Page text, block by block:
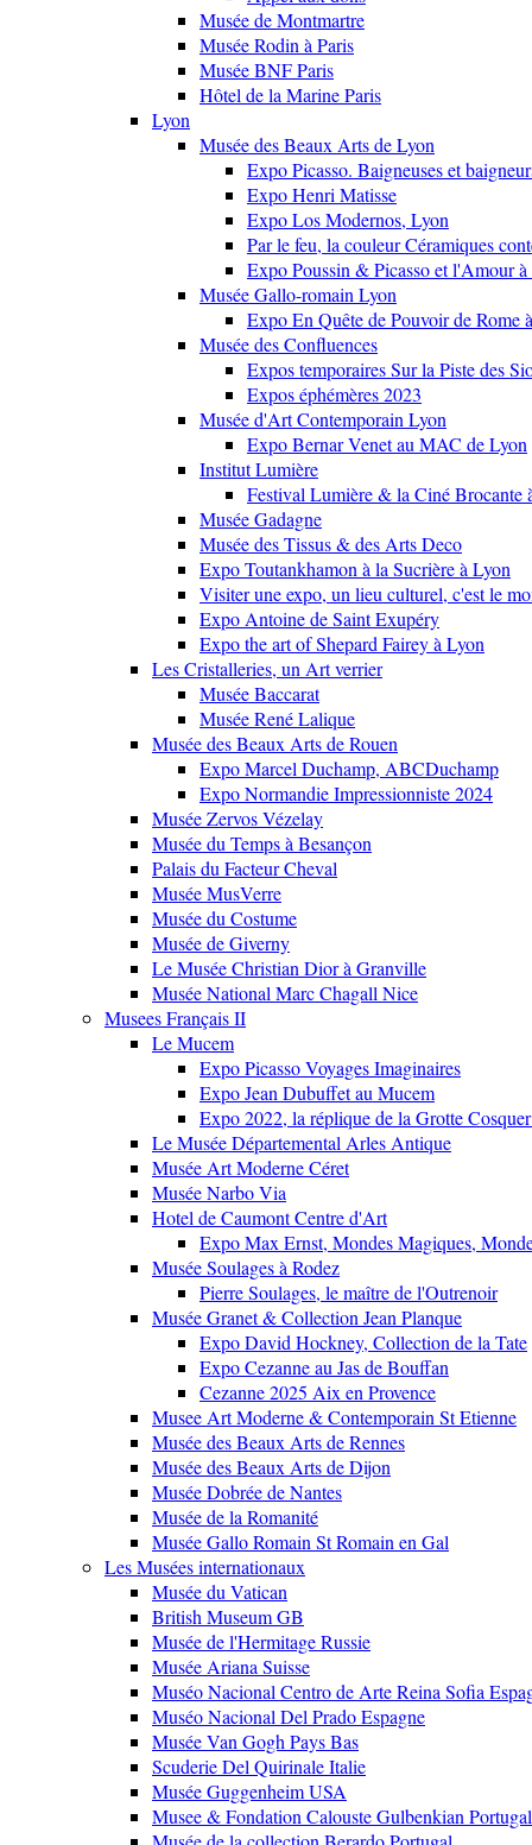
Musée de Montmartre
Musée Rodin à Paris
Musée BNF Paris
Hôtel de la Marine Paris
Lyon
Musée des Beaux Arts de Lyon
Expo Picasso. Baigneuses et
Expo Henri Matisse
Expo Los Modernos, Lyon
Par le feu, la couleur Céramiques
Expo Poussin & Picasso et l'Amour
Musée Gallo-romain Lyon
Expo En Quête de Pouvoir de Rome
Musée des Confluences
Expos temporaires Sur la Piste des
Expos éphémères 2023
Musée d'Art Contemporain Lyon
Expo Bernar Venet au MAC de Lyon
Institut Lumière
Festival Lumière & la Ciné Brocante
Musée Gadagne
Musée des Tissus & des Arts Deco
Expo Toutankhamon à la Sucrière à Lyon
Visiter une expo, un lieu culturel, c'est le
Expo Antoine de Saint Exupéry
Expo the art of Shepard Fairey à Lyon
Les Cristalleries, un Art verrier
Musée Baccarat
Musée René Lalique
Musée des Beaux Arts de Rouen
Expo Marcel Duchamp, ABCDuchamp
Expo Normandie Impressionniste 2024
Musée Zervos Vézelay
Musée du Temps à Besançon
Palais du Facteur Cheval
Musée MusVerre
Musée du Costume
Musée de Giverny
Le Musée Christian Dior à Granville
Musée National Marc Chagall Nice
Musees Français II
Le Mucem
Expo Picasso Voyages Imaginaires
Expo Jean Dubuffet au Mucem
Expo 2022, la réplique de la Grotte
Le Musée Départemental Arles Antique
Musée Art Moderne Céret
Musée Narbo Via
Hotel de Caumont Centre d'Art
Expo Max Ernst, Mondes Magiques,
Musée Soulages à Rodez
Pierre Soulages, le maître de l'Outrenoir
Musée Granet & Collection Jean Planque
Expo David Hockney, Collection de la Tate
Expo Cezanne au Jas de Bouffan
Cezanne 2025 Aix en Provence
Musee Art Moderne & Contemporain St Etienne
Musée des Beaux Arts de Rennes
Musée des Beaux Arts de Dijon
Musée Dobrée de Nantes
Musée de la Romanité
Musée Gallo Romain St Romain en Gal
Les Musées internationaux
Musée du Vatican
British Museum GB
Musée de l'Hermitage Russie
Musée Ariana Suisse
Muséo Nacional Centro de Arte Reina Sofia
Muséo Nacional Del Prado Espagne
Musée Van Gogh Pays Bas
Scuderie Del Quirinale Italie
Musée Guggenheim USA
Musee & Fondation Calouste Gulbenkian Portugal